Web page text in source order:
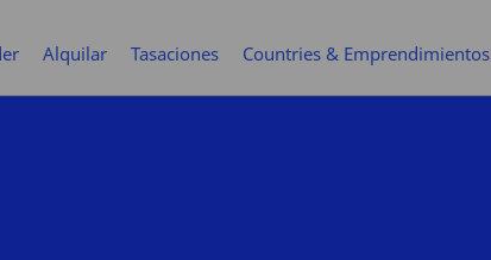
Alquilar Tasaciones Countries & Emprendimientos